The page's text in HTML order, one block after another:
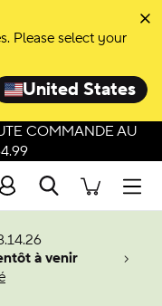
Please select your
United States
COMMANDE AU
Recherche
à venir